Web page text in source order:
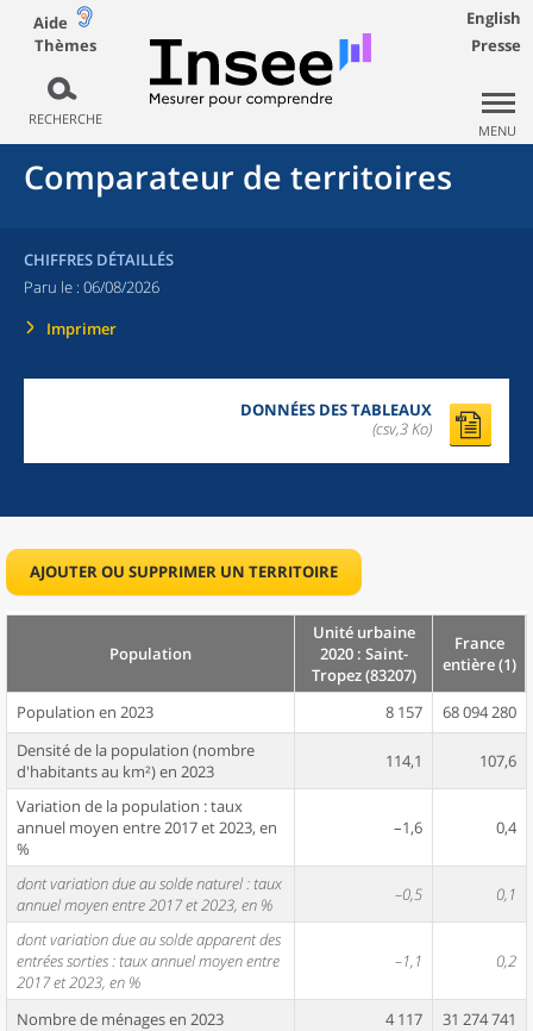
Aide
Thèmes
RECHERCHE
English
Presse
MENU
Comparateur de territoires
CHIFFRES DÉTAILLÉS
Paru le : 06/08/2026
Imprimer
DONNÉES DES TABLEAUX
(csv,3 Ko)
AJOUTER OU SUPPRIMER UN TERRITOIRE
Population
Unité urbaine
2020 : Saint-
Tropez (83207)
France
entière (1)
Population en 2023 8 157
68 094 280
Densité de la population (nombre
d'habitants au km²) en 2023
114,1 107,6
Variation de la population : taux
annuel moyen entre 2017 et 2023, en
%
–1,6 0,4
dont variation due au solde naturel : taux
annuel moyen entre 2017 et 2023, en %
–0,5 0,1
dont variation due au solde apparent des
entrées sorties : taux annuel moyen entre
2017 et 2023, en %
–1,1 0,2
Nombre de ménages en 2023 4 117
31 274 741